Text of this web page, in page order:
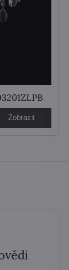
Zobrazit